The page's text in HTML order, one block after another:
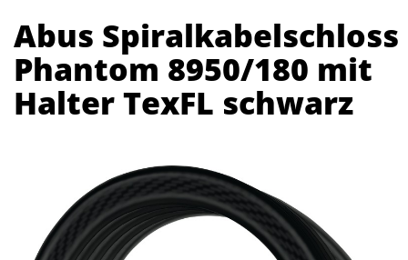
Abus Spiralkabelschloss
Phantom 8950/180 mit
Halter TexFL schwarz